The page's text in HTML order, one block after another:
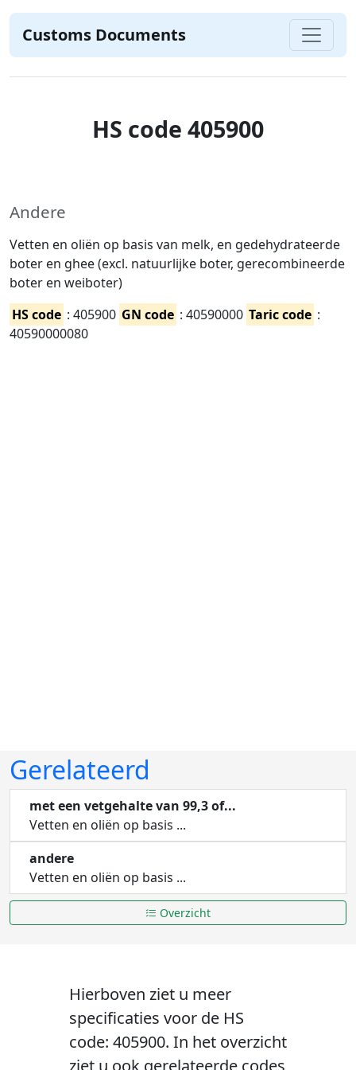
Customs Documents
HS code 405900
Andere
Vetten en oliën op basis van melk, en gedehydrateerde
boter en ghee (excl. natuurlijke boter, gerecombineerde
boter en weiboter)
HS code : 405900 GN code : 40590000 Taric code :
40590000080
Gerelateerd
met een vetgehalte van 99,3 of...
Vetten en oliën op basis ...
andere
Vetten en oliën op basis ...
Overzicht
Hierboven ziet u meer
specificaties voor de HS
code: 405900. In het overzicht
ziet u ook gerelateerde codes